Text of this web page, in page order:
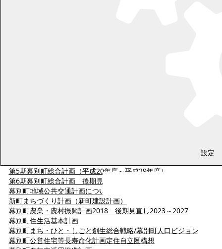
設定
第5期幕別町総合計画（平成20年度～平成29年度）
第6期幕別町総合計画 後期見直し計画
幕別町地域公共交通計画について
新町まちづくり計画（新町建設計画）
幕別町農業・農村振興計画2018 後期見直し2023～2027
幕別町住生活基本計画
幕別町まち・ひと・しごと創生総合戦略/幕別町人口ビジョン
幕別町公営住宅等長寿命化計画定住自立圏構想